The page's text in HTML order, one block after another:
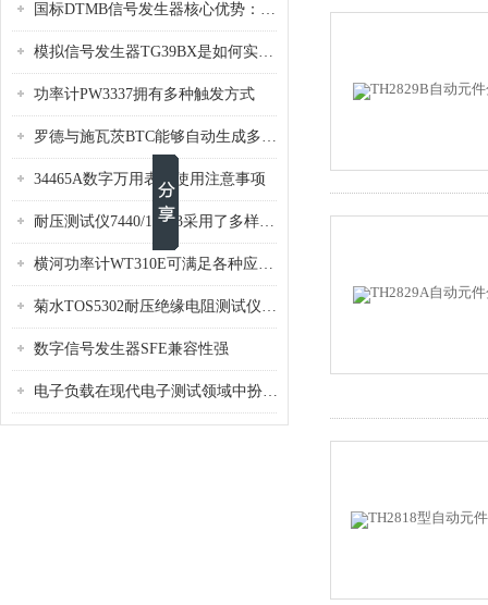
国标DTMB信号发生器核心优势：灵活性与准确性的结合
模拟信号发生器TG39BX是如何实现从直流到交流的波形转换?
功率计PW3337拥有多种触发方式
罗德与施瓦茨BTC能够自动生成多种音视频信号
34465A数字万用表的使用注意事项
耐压测试仪7440/19073采用了多样化的功能设计
横河功率计WT310E可满足各种应用场景的需求
菊水TOS5302耐压绝缘电阻测试仪是种重要的电气安全检测设备
数字信号发生器SFE兼容性强
电子负载在现代电子测试领域中扮演着重要的角色